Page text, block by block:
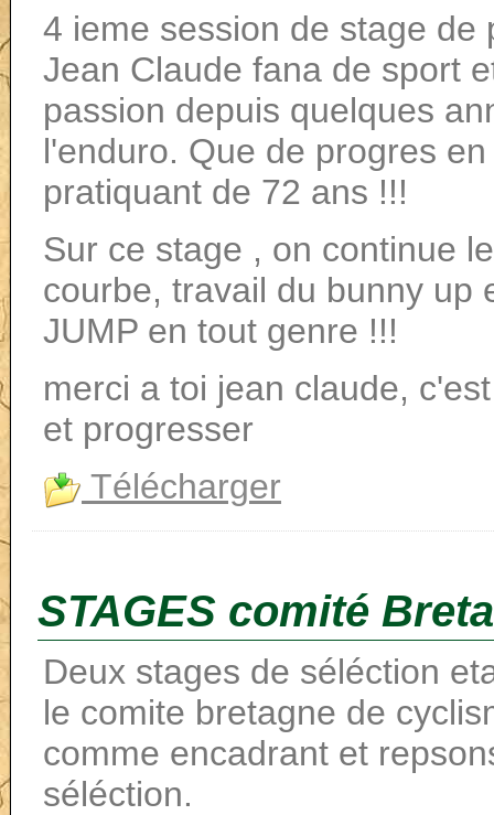
4 ieme session de stage de
Jean Claude fana de sport
passion depuis quelques
l'enduro. Que de progres
pratiquant de 72 ans !!!
Sur ce stage , on continue
courbe, travail du bunny up
JUMP en tout genre !!!
merci a toi jean claude,
et progresser
Télécharger
STAGES comité
Deux stages de séléction
le comite bretagne de
comme encadrant et
séléction.